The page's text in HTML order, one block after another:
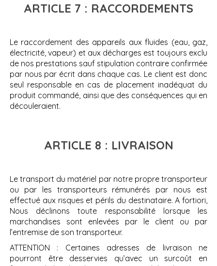
ARTICLE 7 : RACCORDEMENTS
Le raccordement des appareils aux fluides (eau, gaz,
électricité, vapeur) et aux décharges est toujours exclu
de nos prestations sauf stipulation contraire confirmée
par nous par écrit dans chaque cas. Le client est donc
seul responsable en cas de placement inadéquat du
produit commandé, ainsi que des conséquences qui en
découleraient.
ARTICLE 8 : LIVRAISON
Le transport du matériel par notre propre transporteur
ou par les transporteurs rémunérés par nous est
effectué aux risques et périls du destinataire. A fortiori,
Nous déclinons toute responsabilité lorsque les
marchandises sont enlevées par le client ou par
l’entremise de son transporteur.
ATTENTION : Certaines adresses de livraison ne
pourront être desservies qu’avec un surcoût en